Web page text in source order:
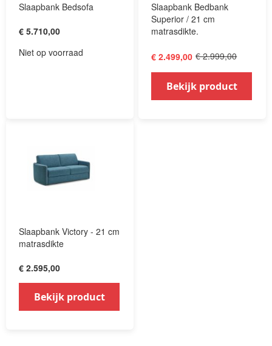
Slaapbank Bedsofa
€ 5.710,00
Niet op voorraad
Slaapbank Bedbank
Superior / 21 cm
matrasdikte.
€ 2.499,00 € 2.999,00
Bekijk product
Slaapbank Victory - 21 cm
matrasdikte
€ 2.595,00
Bekijk product